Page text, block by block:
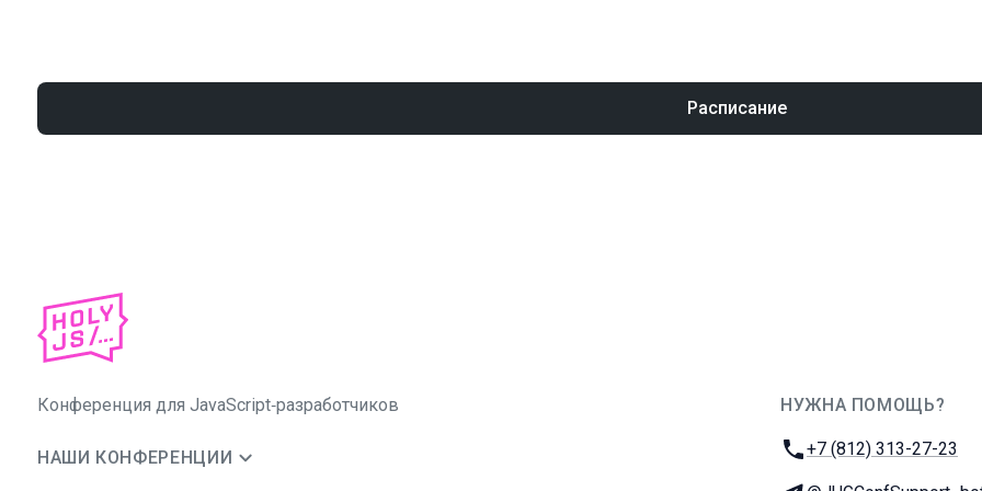
Расписание
Конференция для JavaScript‑разработчиков
НАШИ КОНФЕРЕНЦИИ
НУЖНА ПОМОЩЬ?
Телефон:
+7 (812) 313-27-23